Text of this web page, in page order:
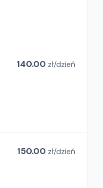
140.00 zł/dzień
150.00 zł/dzień